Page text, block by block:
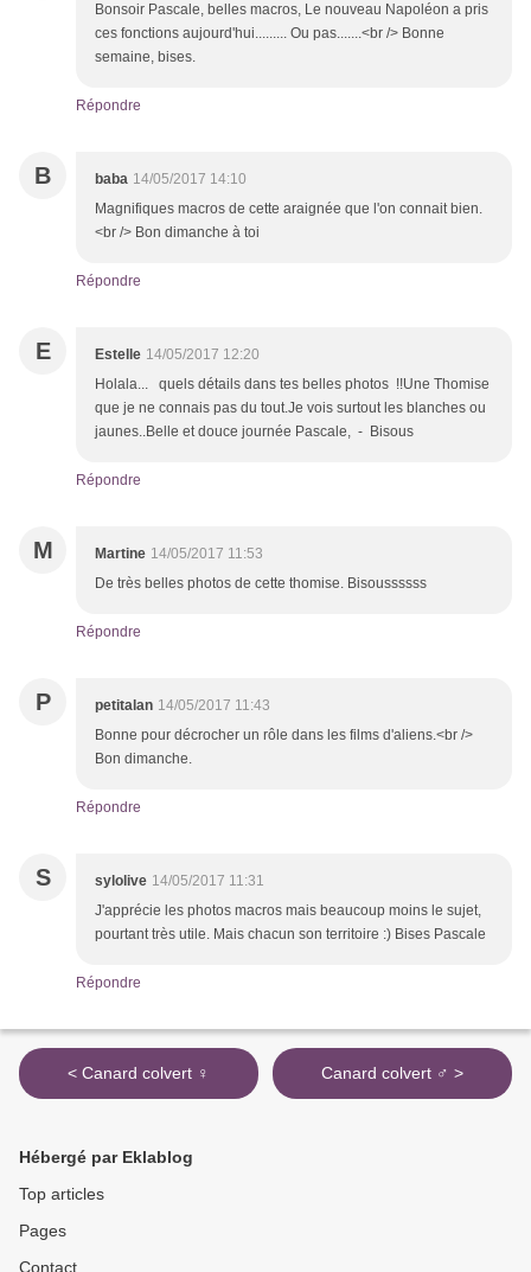
Bonsoir Pascale, belles macros, Le nouveau Napoléon a pris
ces fonctions aujourd'hui......... Ou pas.......<br /> Bonne
semaine, bises.
Répondre
B baba 14/05/2017 14:10
Magnifiques macros de cette araignée que l'on connait bien.
<br /> Bon dimanche à toi
Répondre
E Estelle 14/05/2017 12:20
Holala... quels détails dans tes belles photos !!Une Thomise
que je ne connais pas du tout.Je vois surtout les blanches ou
jaunes..Belle et douce journée Pascale, - Bisous
Répondre
M Martine 14/05/2017 11:53
De très belles photos de cette thomise. Bisoussssss
Répondre
P petitalan 14/05/2017 11:43
Bonne pour décrocher un rôle dans les films d'aliens.<br />
Bon dimanche.
Répondre
S sylolive 14/05/2017 11:31
J'apprécie les photos macros mais beaucoup moins le sujet,
pourtant très utile. Mais chacun son territoire :) Bises Pascale
Répondre
< Canard colvert ♀ Canard colvert ♂ >
Hébergé par Eklablog
Top articles
Pages
Contact